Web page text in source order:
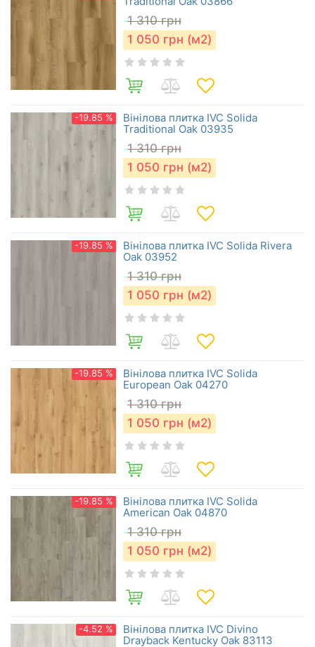
1 310 грн
1 050 грн (м2)
-19.85 %
Вінілова плитка IVC Solida
Traditional Oak 03935
1 310 грн
1 050 грн (м2)
-19.85 %
Вінілова плитка IVC Solida Rivera
Oak 03952
1 310 грн
1 050 грн (м2)
-19.85 %
Вінілова плитка IVC Solida
European Oak 04270
1 310 грн
1 050 грн (м2)
-19.85 %
Вінілова плитка IVC Solida
American Oak 04870
1 310 грн
1 050 грн (м2)
-4.52 %
Вінілова плитка IVC Divino
Drayback Kentucky Oak 83113